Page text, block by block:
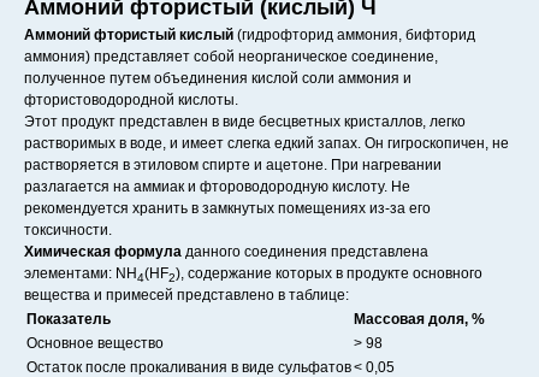
Аммоний фтористый (кислый) Ч
Аммоний фтористый кислый (гидрофторид аммония, бифторид
аммония) представляет собой неорганическое соединение,
полученное путем объединения кислой соли аммония и
фтористоводородной кислоты.
Этот продукт представлен в виде бесцветных кристаллов, легко
растворимых в воде, и имеет слегка едкий запах. Он гигроскопичен, не
растворяется в этиловом спирте и ацетоне. При нагревании
разлагается на аммиак и фтороводородную кислоту. Не
рекомендуется хранить в замкнутых помещениях из-за его
токсичности.
Химическая формула данного соединения представлена
элементами: NH4(HF2), содержание которых в продукте основного
вещества и примесей представлено в таблице:
Показатель
Массовая доля, %
Основное вещество
> 98
Остаток после прокаливания в виде сульфатов< 0,05